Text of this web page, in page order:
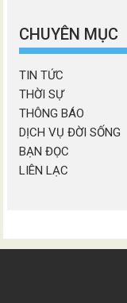
mục
CHUYÊN MỤC
TIN TỨC
THỜI SỰ
THÔNG BÁO
DỊCH VỤ ĐỜI SỐNG
BẠN ĐỌC
LIÊN LẠC